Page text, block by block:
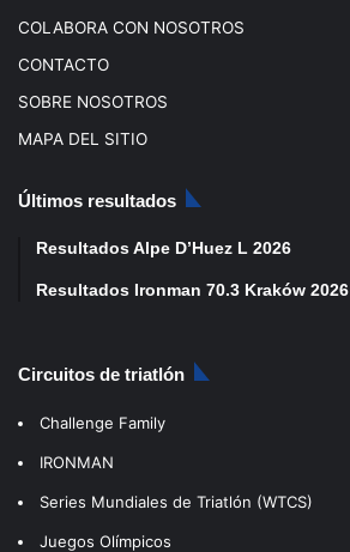
COLABORA CON NOSOTROS
CONTACTO
SOBRE NOSOTROS
MAPA DEL SITIO
Últimos resultados
Resultados Alpe D’Huez L 2026
Resultados Ironman 70.3 Kraków 2026
Circuitos de triatlón
Challenge Family
IRONMAN
Series Mundiales de Triatlón (WTCS)
Juegos Olímpicos